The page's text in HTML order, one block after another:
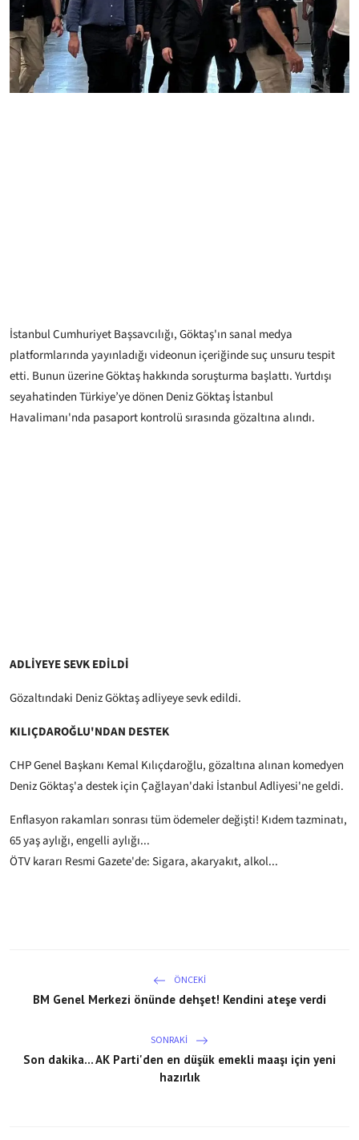
İstanbul Cumhuriyet Başsavcılığı, Göktaş'ın sanal medya
platformlarında yayınladığı videonun içeriğinde suç unsuru tespit
etti. Bunun üzerine Göktaş hakkında soruşturma başlattı. Yurtdışı
seyahatinden Türkiye’ye dönen Deniz Göktaş İstanbul
Havalimanı'nda pasaport kontrolü sırasında gözaltına alındı.
ADLİYEYE SEVK EDİLDİ
Gözaltındaki Deniz Göktaş adliyeye sevk edildi.
KILIÇDAROĞLU'NDAN DESTEK
CHP Genel Başkanı Kemal Kılıçdaroğlu, gözaltına alınan komedyen
Deniz Göktaş'a destek için Çağlayan'daki İstanbul Adliyesi'ne geldi.
Enflasyon rakamları sonrası tüm ödemeler değişti! Kıdem tazminatı,
65 yaş aylığı, engelli aylığı...
ÖTV kararı Resmi Gazete'de: Sigara, akaryakıt, alkol...
ÖNCEKI
BM Genel Merkezi önünde dehşet! Kendini ateşe verdi
SONRAKI
Son dakika... AK Parti'den en düşük emekli maaşı için yeni
hazırlık